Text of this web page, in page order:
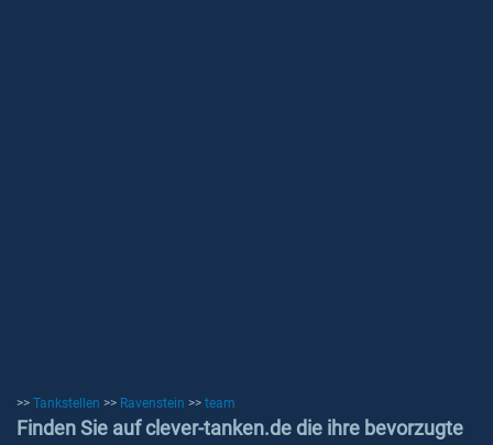
>> Tankstellen >> Ravenstein >> team
Finden Sie auf clever-tanken.de die ihre bevorzugte